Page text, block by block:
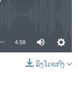
4:58
ລິງໂດຍກົງ